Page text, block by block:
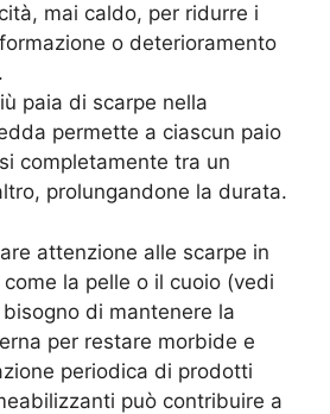
mai caldo, per ridurre i
o deterioramento
paia di scarpe nella
permette a ciascun paio
completamente tra un
prolungandone la durata.
attenzione alle scarpe in
la pelle o il cuoio (vedi
di mantenere la
per restare morbide e
periodica di prodotti
può contribuire a